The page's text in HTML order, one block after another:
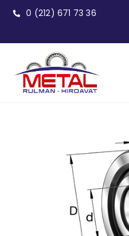
0 (212) 671 73 36